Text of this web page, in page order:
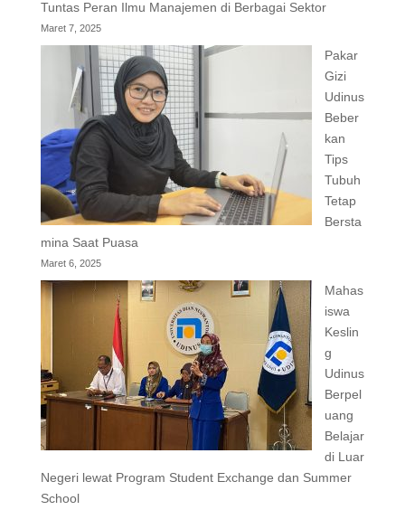
Tuntas Peran Ilmu Manajemen di Berbagai Sektor
Maret 7, 2025
Pakar
Gizi
Udinus
Beber
kan
Tips
Tubuh
Tetap
Bersta
mina Saat Puasa
Maret 6, 2025
Mahas
iswa
Keslin
g
Udinus
Berpel
uang
Belajar
di Luar
Negeri lewat Program Student Exchange dan Summer
School